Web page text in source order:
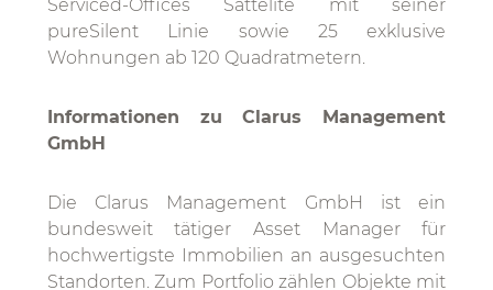
Serviced-Offices Sattelite mit seiner
pureSilent Linie sowie 25 exklusive
Wohnungen ab 120 Quadratmetern.
Informationen zu Clarus Management
GmbH
Die Clarus Management GmbH ist ein
bundesweit tätiger Asset Manager für
hochwertigste Immobilien an ausgesuchten
Standorten. Zum Portfolio zählen Objekte mit